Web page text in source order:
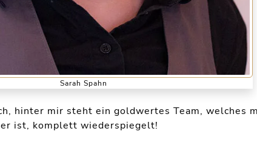
Sarah Spahn
hinter mir steht ein goldwertes Team, welches
ist, komplett wiederspiegelt!